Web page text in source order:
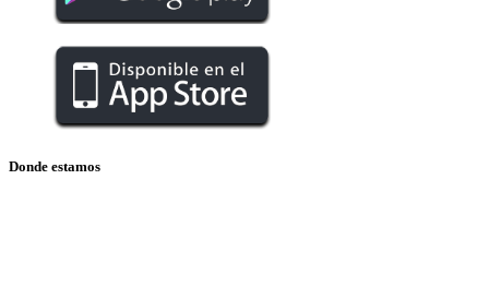
Donde estamos